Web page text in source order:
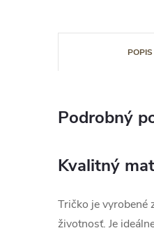
POPIS
Podrobný
Kvalitný
Tričko je vyrobené
životnosť. Je